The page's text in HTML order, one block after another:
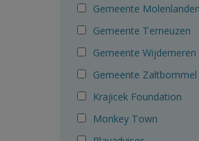
Gemeente Molenlanden
Gemeente Terneuzen
Gemeente Wijdemeren
Gemeente Zaltbommel
Krajicek Foundation
Monkey Town